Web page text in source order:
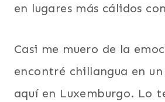
en lugares más cálidos
Casi me muero de la
encontré chillangua en
aquí en Luxemburgo. Lo